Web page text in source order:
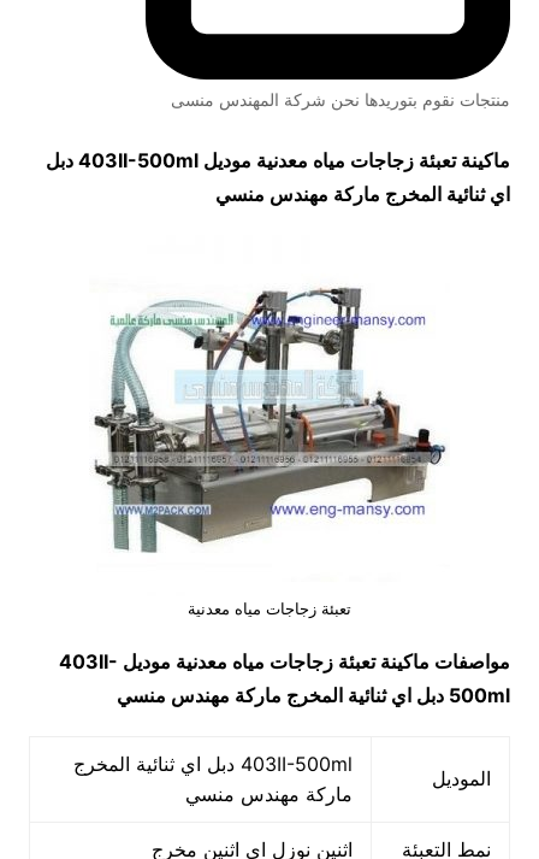
منتجات نقوم بتوريدها نحن شركة المهندس منسى
ماكينة تعبئة زجاجات مياه معدنية موديل 403II-500mlدبل
اي ثنائية المخرج ماركة مهندس منسي
تعبئة زجاجات مياه معدنية
مواصفات ماكينةتعبئة زجاجات مياه معدنية موديل 403II-
500ml دبل اي ثنائية المخرج ماركة مهندس منسي
الموديل
403II-500ml دبل اي ثنائية المخرج
ماركة مهندس منسي
نمط التعبئة اثنين نوزل اي اثنين مخرج